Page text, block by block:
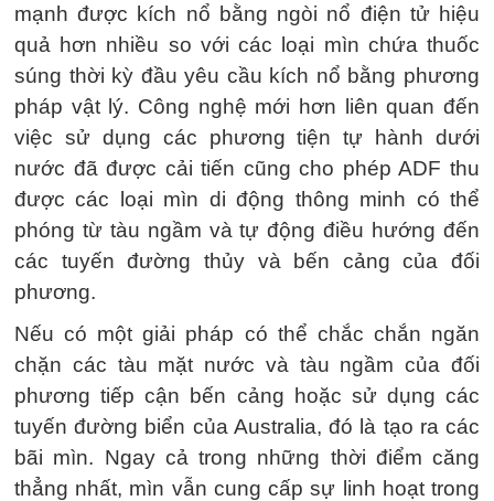
mạnh được kích nổ bằng ngòi nổ điện tử hiệu
quả hơn nhiều so với các loại mìn chứa thuốc
súng thời kỳ đầu yêu cầu kích nổ bằng phương
pháp vật lý. Công nghệ mới hơn liên quan đến
việc sử dụng các phương tiện tự hành dưới
nước đã được cải tiến cũng cho phép ADF thu
được các loại mìn di động thông minh có thể
phóng từ tàu ngầm và tự động điều hướng đến
các tuyến đường thủy và bến cảng của đối
phương.
Nếu có một giải pháp có thể chắc chắn ngăn
chặn các tàu mặt nước và tàu ngầm của đối
phương tiếp cận bến cảng hoặc sử dụng các
tuyến đường biển của Australia, đó là tạo ra các
bãi mìn. Ngay cả trong những thời điểm căng
thẳng nhất, mìn vẫn cung cấp sự linh hoạt trong